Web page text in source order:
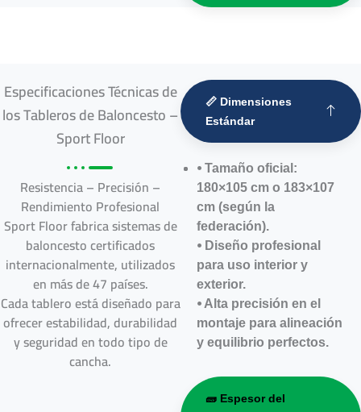
Especificaciones Técnicas de
los Tableros de Baloncesto –
Sport Floor
Resistencia – Precisión –
Rendimiento Profesional
Sport Floor fabrica sistemas de
baloncesto certificados
internacionalmente, utilizados
en más de 47 países.
Cada tablero está diseñado para
ofrecer estabilidad, durabilidad
y seguridad en todo tipo de
cancha.
📏 Dimensiones
Estándar
⦁ Tamaño oficial:
180×105 cm o 183×107
cm (según la
federación).
⦁ Diseño profesional
para uso interior y
exterior.
⦁ Alta precisión en el
montaje para alineación
y equilibrio perfectos.
🧱 Espesor del